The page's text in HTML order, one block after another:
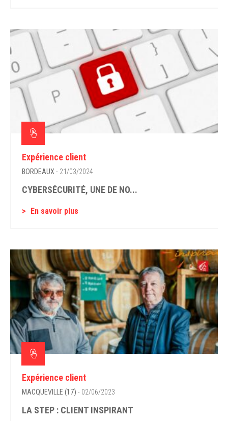
Expérience client
BORDEAUX - 21/03/2024
CYBERSÉCURITÉ, UNE DE NO...
En savoir plus
Expérience client
MACQUEVILLE (17) - 02/06/2023
LA STEP : CLIENT INSPIRANT